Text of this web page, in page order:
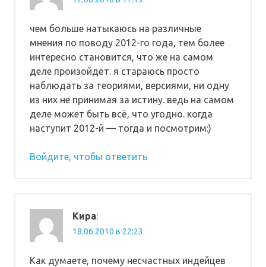
чем больше натыкаюсь на различные
мнения по поводу 2012-го года, тем более
интересно становится, что же на самом
деле произойдёт. я стараюсь просто
наблюдать за теориями, версиями, ни одну
из них не принимая за истину. ведь на самом
деле может быть всё, что угодно. когда
наступит 2012-й — тогда и посмотрим:)
Войдите, чтобы ответить
Кира:
18.06.2010 в 22:23
Как думаете, почему несчастных индейцев